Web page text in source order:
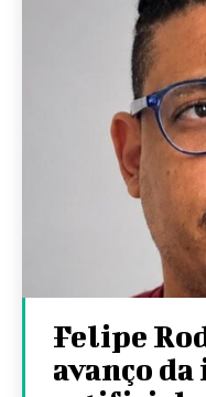
Felipe
avanço